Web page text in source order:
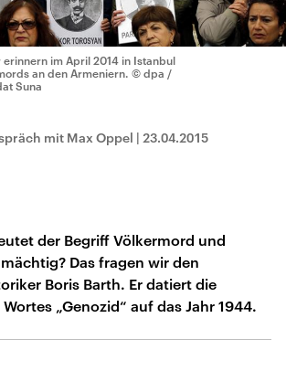
im April 2014 in Istanbul
an den Armeniern. © dpa /
Suna
mit Max Oppel | 23.04.2015
der Begriff Völkermord und
Das fragen wir den
Boris Barth. Er datiert die
„Genozid“ auf das Jahr 1944.